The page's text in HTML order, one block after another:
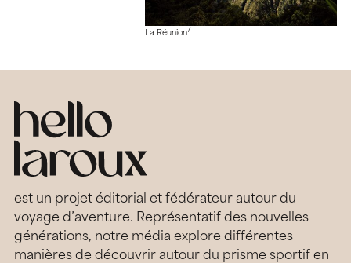
La Réunion7
est un projet éditorial et fédérateur autour du
voyage d’aventure. Représentatif des nouvelles
générations, notre média explore différentes
manières de découvrir autour du prisme sportif en